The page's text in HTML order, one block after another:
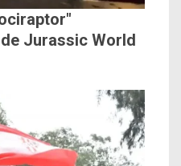
Jurassic World